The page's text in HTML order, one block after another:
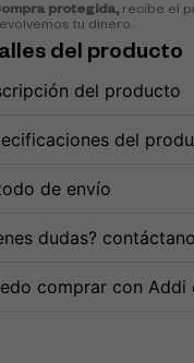
protegida,recibe el
tu dinero.
del producto
del producto
del
de envío
dudas?
comprar con Addi